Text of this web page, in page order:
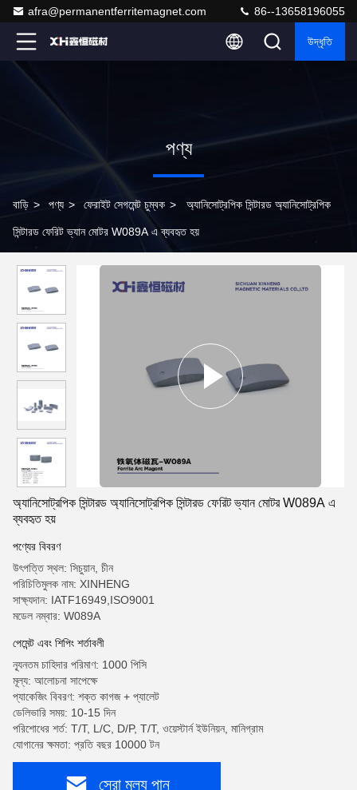
afra@permanentferritemagnet.com 86--13658196055
উদ্ধৃতি
পণ্য
বাড়ি > পণ্য > ফেরাইট সেগমেন্ট চুম্বক > অ্যানিসোট্রপিক সিন্টারড অ্যানিসোট্রপিক
সিন্টারড ফেরিট ভ্যান মোটর W089A এ ব্যবহৃত হয়
অ্যানিসোট্রপিক সিন্টারড অ্যানিসোট্রপিক সিন্টারড ফেরিট ভ্যান মোটর W089A এ
ব্যবহৃত হয়
পণ্যের বিবরণ
উৎপত্তি স্থল: সিচুয়ান, চীন
পরিচিতিমুলক নাম: XINHENG
সাক্ষ্যদান: IATF16949,ISO9001
মডেল নম্বার: W089A
পেমেন্ট এবং শিপিং শর্তাবলী
ন্যূনতম চাহিদার পরিমাণ: 1000 পিসি
মূল্য: আলোচনা সাপেক্ষে
প্যাকেজিং বিবরণ: শক্ত কাগজ + প্যালেট
ডেলিভারি সময়: 10-15 দিন
পরিশোধের শর্ত: T/T, L/C, D/P, T/T, ওয়েস্টার্ন ইউনিয়ন, মানিগ্রাম
যোগানের ক্ষমতা: প্রতি বছর 10000 টন
সেরা মূল্য পান